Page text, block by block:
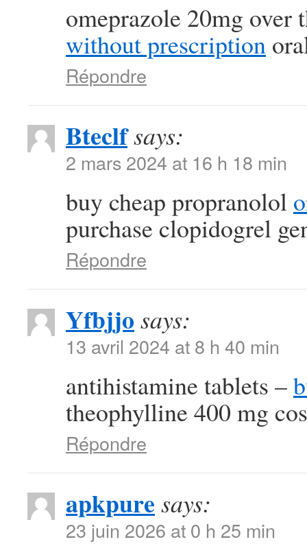
omeprazole 20mg over
without prescription
Répondre
Bteclfsays:
2 mars 2024 at 16 h 18 min
buy cheap propranolol
purchase clopidogrel
Répondre
Yfbjjo says:
13 avril 2024 at 8 h 40 min
antihistamine tablets –
theophylline 400 mg
Répondre
apkpure says:
23 juin 2026 at 0 h 25 min